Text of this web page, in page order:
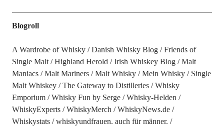
Blogroll
A Wardrobe of Whisky Danish Whisky Blog
Friends of
Single Malt
Highland Herold Irish Whiskey Blog
Malt
Maniacs
Malt Mariners Malt Whisky Mein Whisky
Single
Malt Whiskey
The Gateway to Distilleries
Whisky
Emporium
Whisky Fun by Serge
Whisky-Helden
WhiskyExperts
WhiskyMerch
WhiskyNews.de
Whiskystats
whiskyundfrauen. auch für männer.